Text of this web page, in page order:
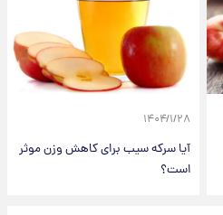
۱۴۰۴/۱/۲۸
آیا سرکه سیب برای کاهش وزن موثر
است؟